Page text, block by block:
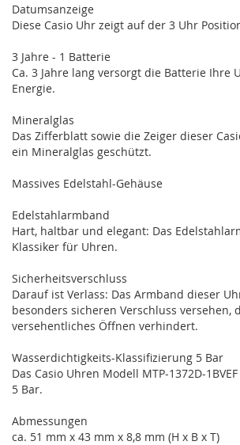
Datumsanzeige
Diese Casio Uhr zeigt auf der 3 Uhr
3 Jahre - 1 Batterie
Ca. 3 Jahre lang versorgt die Batterie Ihre
Energie.
Mineralglas
Das Zifferblatt sowie die Zeiger dieser
ein Mineralglas geschützt.
Massives Edelstahl-Gehäuse
Edelstahlarmband
Hart, haltbar und elegant: Das
Klassiker für Uhren.
Sicherheitsverschluss
Darauf ist Verlass: Das Armband dieser
besonders sicheren Verschluss versehen,
versehentliches Öffnen verhindert.
Wasserdichtigkeits-Klassifizierung 5 Bar
Das Casio Uhren Modell MTP-1372D-
5 Bar.
Abmessungen
ca. 51 mm x 43 mm x 8,8 mm (H x B x T)